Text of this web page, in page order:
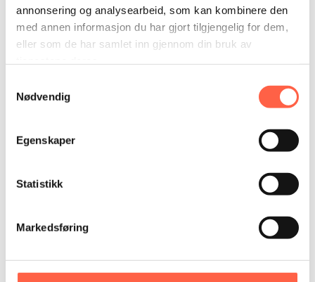
annonsering og analysearbeid, som kan kombinere den
med annen informasjon du har gjort tilgjengelig for dem,
eller som de har samlet inn gjennom din bruk av
Nødvendig
Egenskaper
Statistikk
Markedsføring